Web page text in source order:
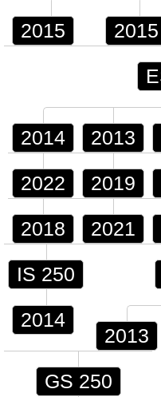
2015 2015
2014 2013
2022 2019
2018 2021
IS 250
2014
2013
GS 250